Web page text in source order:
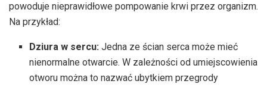
powoduje nieprawidłowe pompowanie krwi przez organizm.
Na przykład:
Dziura w sercu: Jedna ze ścian serca może mieć
nienormalne otwarcie. W zależności od umiejscowienia
otworu można to nazwać ubytkiem przegrody